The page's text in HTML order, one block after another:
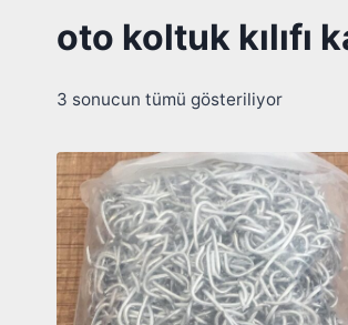
oto koltuk kılıfı
3 sonucun tümü gösteriliyor